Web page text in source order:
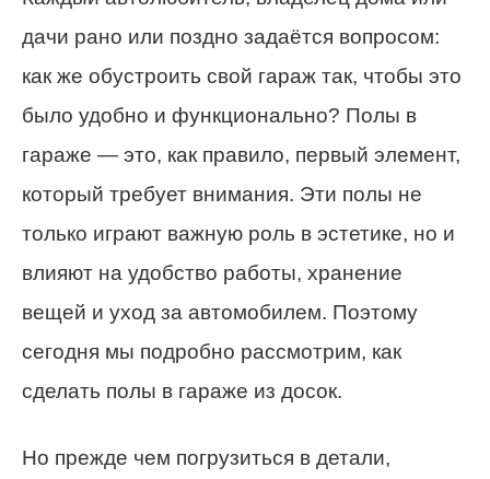
дачи рано или поздно задаётся вопросом:
как же обустроить свой гараж так, чтобы это
было удобно и функционально? Полы в
гараже — это, как правило, первый элемент,
который требует внимания. Эти полы не
только играют важную роль в эстетике, но и
влияют на удобство работы, хранение
вещей и уход за автомобилем. Поэтому
сегодня мы подробно рассмотрим, как
сделать полы в гараже из досок.
Но прежде чем погрузиться в детали,